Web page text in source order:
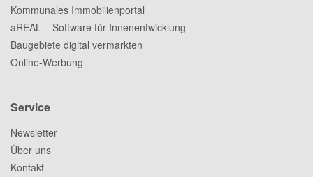
Kommunales Immobilienportal
aREAL – Software für Innenentwicklung
Baugebiete digital vermarkten
Online-Werbung
Service
Newsletter
Über uns
Kontakt